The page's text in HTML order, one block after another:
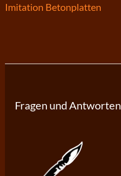
Beitragsnavigation
Imitation Betonplatten
Fragen und Antworten